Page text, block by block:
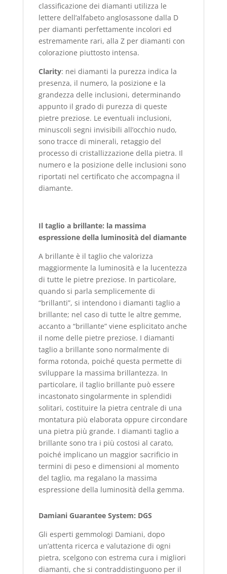
classificazione dei diamanti utilizza le
lettere dell’alfabeto anglosassone dalla D
per diamanti perfettamente incolori ed
estremamente rari, alla Z per diamanti con
colorazione piuttosto intensa.
Clarity: nei diamanti la purezza indica la
presenza, il numero, la posizione e la
grandezza delle inclusioni, determinando
appunto il grado di purezza di queste
pietre preziose. Le eventuali inclusioni,
minuscoli segni invisibili all’occhio nudo,
sono tracce di minerali, retaggio del
processo di cristallizzazione della pietra. Il
numero e la posizione delle inclusioni sono
riportati nel certificato che accompagna il
diamante.
Il taglio a brillante: la massima
espressione della luminosità del diamante
A brillante è il taglio che valorizza
maggiormente la luminosità e la lucentezza
di tutte le pietre preziose. In particolare,
quando si parla semplicemente di
“brillanti”, si intendono i diamanti taglio a
brillante; nel caso di tutte le altre gemme,
accanto a “brillante” viene esplicitato anche
il nome delle pietre preziose. I diamanti
taglio a brillante sono normalmente di
forma rotonda, poiché questa permette di
sviluppare la massima brillantezza. In
particolare, il taglio brillante può essere
incastonato singolarmente in splendidi
solitari, costituire la pietra centrale di una
montatura più elaborata oppure circondare
una pietra più grande. I diamanti taglio a
brillante sono tra i più costosi al carato,
poiché implicano un maggior sacrificio in
termini di peso e dimensioni al momento
del taglio, ma regalano la massima
espressione della luminosità della gemma.
Damiani Guarantee System: DGS
Gli esperti gemmologi Damiani, dopo
un’attenta ricerca e valutazione di ogni
pietra, scelgono con estrema cura i migliori
diamanti, che si contraddistinguono per il